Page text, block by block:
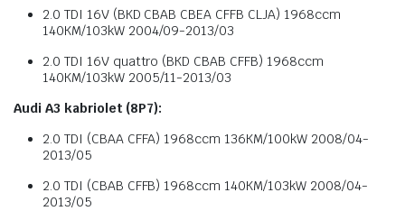
2.0 TDI 16V (BKD CBAB CBEA CFFB CLJA) 1968ccm
140KM/103kW 2004/09-2013/03
2.0 TDI 16V quattro (BKD CBAB CFFB) 1968ccm
140KM/103kW 2005/11-2013/03
Audi A3 kabriolet (8P7):
2.0 TDI (CBAA CFFA) 1968ccm 136KM/100kW 2008/04-
2013/05
2.0 TDI (CBAB CFFB) 1968ccm 140KM/103kW 2008/04-
2013/05